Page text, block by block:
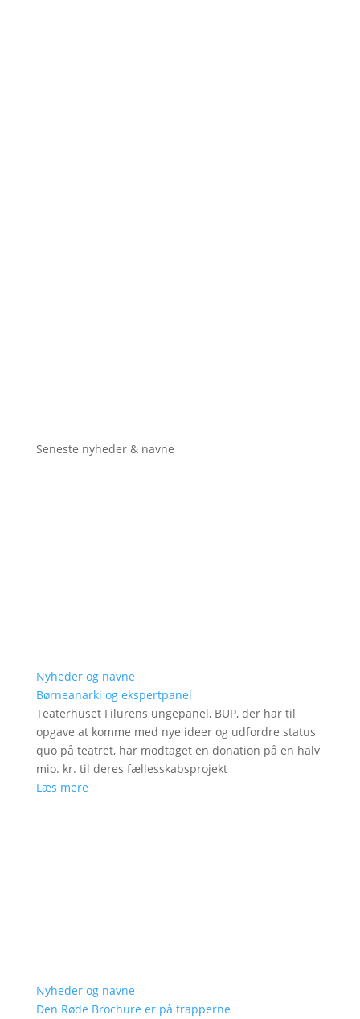
Seneste nyheder & navne
Nyheder og navne
Børneanarki og ekspertpanel
Teaterhuset Filurens ungepanel, BUP, der har til
opgave at komme med nye ideer og udfordre status
quo på teatret, har modtaget en donation på en halv
mio. kr. til deres fællesskabsprojekt
Læs mere
Nyheder og navne
Den Røde Brochure er på trapperne